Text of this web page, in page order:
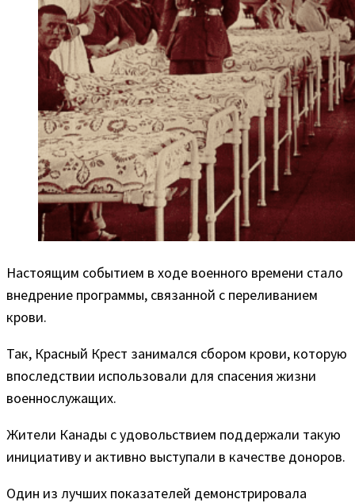
Настоящим событием в ходе военного времени стало
внедрение программы, связанной с переливанием
крови.
Так, Красный Крест занимался сбором крови, которую
впоследствии использовали для спасения жизни
военнослужащих.
Жители Канады с удовольствием поддержали такую
инициативу и активно выступали в качестве доноров.
Один из лучших показателей демонстрировала